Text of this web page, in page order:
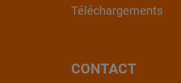
Téléchargements
CONTACT